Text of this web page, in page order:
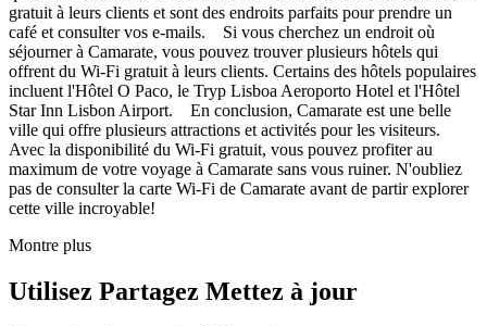
gratuit à leurs clients et sont des endroits parfaits pour prendre un
café et consulter vos e-mails. Si vous cherchez un endroit où
séjourner à Camarate, vous pouvez trouver plusieurs hôtels qui
offrent du Wi-Fi gratuit à leurs clients. Certains des hôtels populaires
incluent l'Hôtel O Paco, le Tryp Lisboa Aeroporto Hotel et l'Hôtel
Star Inn Lisbon Airport. En conclusion, Camarate est une belle
ville qui offre plusieurs attractions et activités pour les visiteurs.
Avec la disponibilité du Wi-Fi gratuit, vous pouvez profiter au
maximum de votre voyage à Camarate sans vous ruiner. N'oubliez
pas de consulter la carte Wi-Fi de Camarate avant de partir explorer
cette ville incroyable!
Montre plus
Utilisez Partagez Mettez à jour